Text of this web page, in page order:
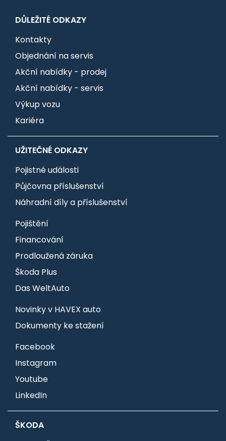
DŮLEŽITÉ ODKAZY
Kontakty
Objednání na servis
Akční nabídky - prodej
Akční nabídky - servis
Výkup vozu
Kariéra
UŽITEČNÉ ODKAZY
Pojistné události
Půjčovna příslušenství
Náhradní díly a příslušenství
Pojištění
Financování
Prodloužená záruka
Škoda Plus
Das WeltAuto
Novinky v HAVEX auto
Dokumenty ke stažení
Facebook
Instagram
Youtube
LinkedIn
ŠKODA